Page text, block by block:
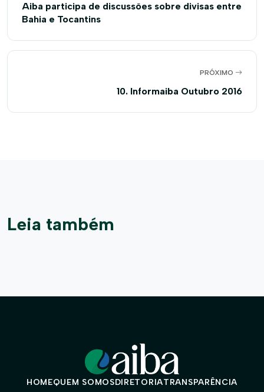
Aiba participa de discussões sobre divisas entre
Bahia e Tocantins
PRÓXIMO
10. Informaiba Outubro 2016
Leia também
HOMEQUEM SOMOSDIRETORIATRANSPARÊNCIA